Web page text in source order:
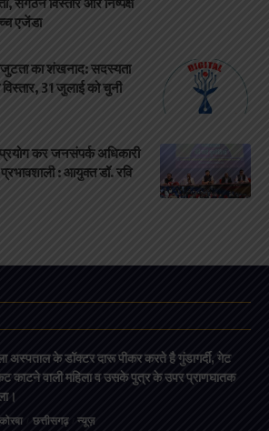
एजेंडा
का शंखनाद: सदस्यता
31 जुलाई को चुनी
प्रयोग कर जनसंपर्क अधिकारी
: आयुक्त डॉ. रवि
अस्पताल के डॉक्टर दारू पीकर करते है गुंडागर्दी, गेट
काटने वाली महिला व उसके पुत्र के उपर प्राणघातक
कोरबा छत्तीसगढ़ न्यूज़